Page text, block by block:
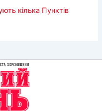
кілька Пунктів